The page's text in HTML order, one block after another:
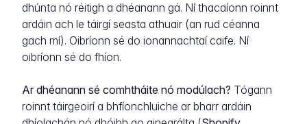
dhúnta nó réitigh a dhéanann gá. Ní thacaíonn roinnt
ardáin ach le táirgí seasta athuair (an rud céanna
gach mí). Oibríonn sé do ionannachtaí caife. Ní
oibríonn sé do fhíon.
Ar dhéanann sé comhtháite nó modúlach? Tógann
roinnt táirgeoirí a bhfíonchluiche ar bharr ardáin